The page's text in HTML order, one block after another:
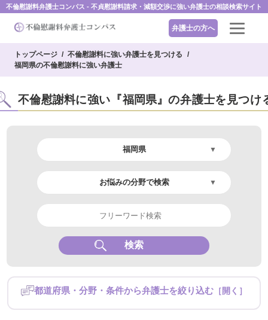
不倫慰謝料弁護士コンパス - 不貞慰謝料請求・減額交渉に強い弁護士の相談検索サイト
弁護士の方へ
トップページ
不倫慰謝料に強い弁護士を見つける
福岡県の不倫慰謝料に強い弁護士
不倫慰謝料に強い『福岡県』の弁護士を見つけ
検索
都道府県・分野・条件から弁護士を絞り込む ［開く］